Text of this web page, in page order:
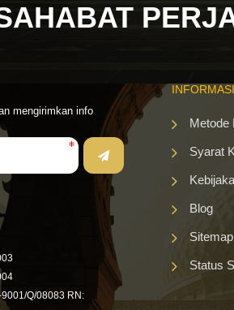
mengirimkan info
Q/08083 RN:
INFORMASI
Metode
Syarat
Blog
Sitemap
Status